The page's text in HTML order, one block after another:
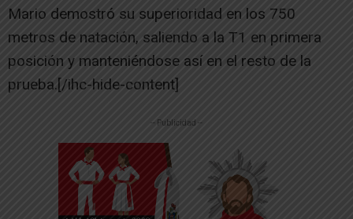
Mario demostró su superioridad en los 750
metros de natación, saliendo a la T1 en primera
posición y manteniéndose así en el resto de la
prueba.[/ihc-hide-content]
-- Publicidad --